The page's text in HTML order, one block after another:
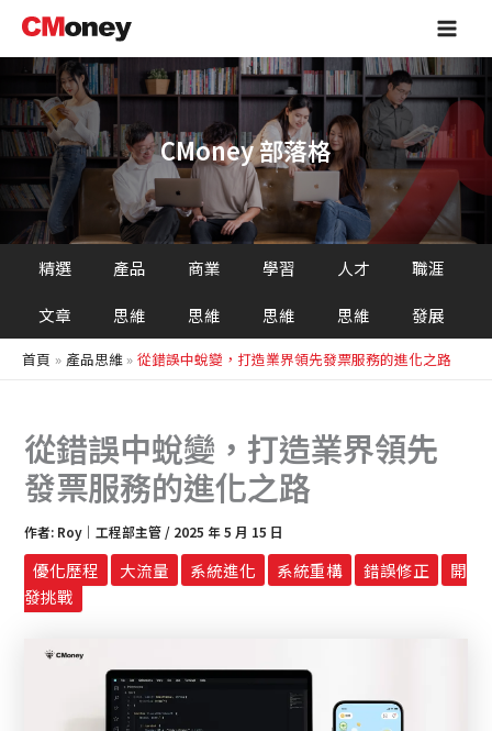
主
容
Main
CMoney 部落格
精選
文章
產品
思維
商業
思維
學習
思維
人才
思維
職涯
發展
首頁 產品思維 從錯誤中蛻變，打造業界領先發票服務的進化之路
從錯誤中蛻變，打造業界領先
發票服務的進化之路
作者: Roy｜工程部主管 / 2025 年 5 月 15 日
優化歷程 大流量 系統進化 系統重構 錯誤修正
開
發挑戰
尋